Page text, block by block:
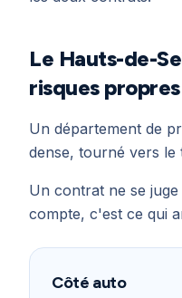
Le Hauts-de-
risques propres
Un département de
dense, tourné vers le
Un contrat ne se
compte, c'est ce qui
Côté auto